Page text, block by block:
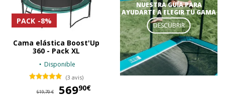
PACK -8%
Cama elástica Boost'Up
360 - Pack XL
Disponible
(3 avis)
619,70 € 56990€
NUESTRA GUÍA PARA
AYUDARTE A ELEGIR TU GAMA
DESCUBRIR